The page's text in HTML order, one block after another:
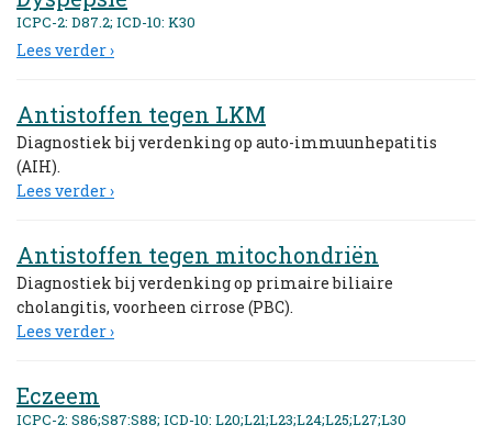
ICPC-2: D87.2; ICD-10: K30
Lees verder ›
Antistoffen tegen LKM
Diagnostiek bij verdenking op auto-immuunhepatitis
(AIH).
Lees verder ›
Antistoffen tegen mitochondriën
Diagnostiek bij verdenking op primaire biliaire
cholangitis, voorheen cirrose (PBC).
Lees verder ›
Eczeem
ICPC-2: S86;S87:S88; ICD-10: L20;L21;L23;L24;L25;L27;L30